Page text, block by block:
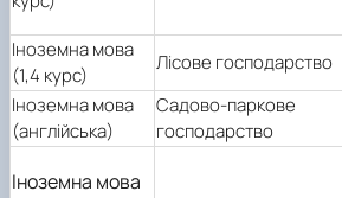
Іноземна мова
(1,4 курс)
Лісове господарство
Іноземна мова
(англійська)
Садово-паркове
господарство
Іноземна мова